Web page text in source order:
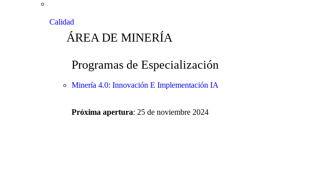
Calidad
ÁREA DE MINERÍA
Programas de Especialización
Minería 4.0: Innovación E Implementación IA
Próxima apertura: 25 de noviembre 2024